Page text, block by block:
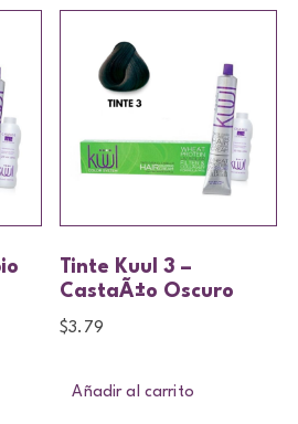
Tinte Kuul 3 –
CastaÃ±o Oscuro
$3.79
Añadir al carrito